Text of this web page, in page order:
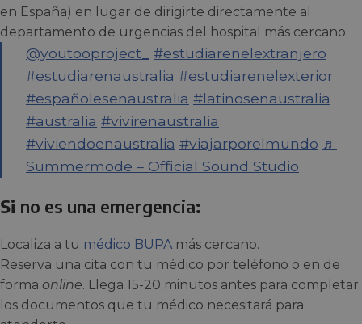
en España) en lugar de dirigirte directamente al
departamento de urgencias del hospital más cercano.
@youtooproject_
#estudiarenelextranjero
#estudiarenaustralia #estudiarenelexterior
#españolesenaustralia #latinosenaustralia
#australia #vivirenaustralia
#viviendoenaustralia #viajarporelmundo ♬
Summermode – Official Sound Studio
Si no es una emergencia:
Localiza a tu médico BUPA más cercano.
Reserva una cita con tu médico por teléfono o en de
forma online. Llega 15-20 minutos antes para completar
los documentos que tu médico necesitará para